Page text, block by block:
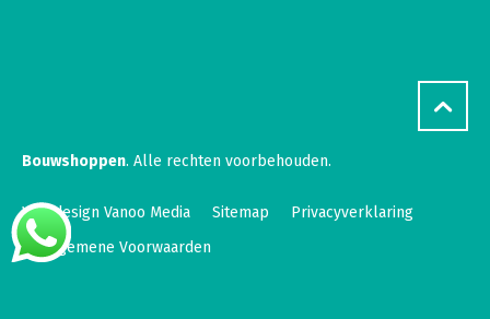
Bouwshoppen. Alle rechten voorbehouden.
Webdesign Vanoo Media Sitemap
Privacyverklaring
Algemene Voorwaarden